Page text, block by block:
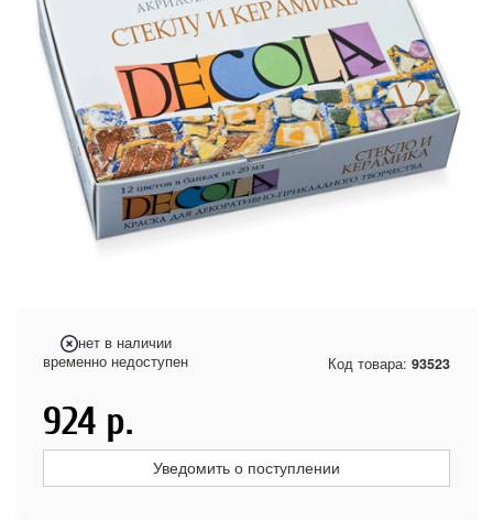
нет в наличии
временно недоступен
Код товара: 93523
924 р.
Уведомить о поступлении